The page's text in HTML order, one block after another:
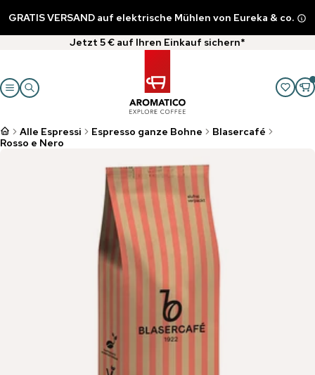
GRATIS VERSAND auf elektrische Mühlen von Eureka & co.
Jetzt 5 € auf Ihren Einkauf sichern*
Alle Espressi Espresso ganze Bohne
Blasercafé
Rosso e Nero